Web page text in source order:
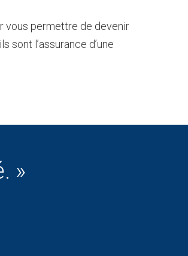
vous permettre de devenir
sont l’assurance d’une
»